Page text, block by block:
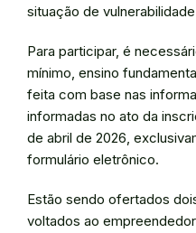
situação de
Para participar, é
mínimo, ensino
feita com base nas
informadas no ato da
de abril de 2026,
formulário eletrônico.
Estão sendo ofertados
voltados ao